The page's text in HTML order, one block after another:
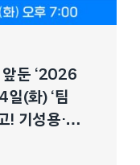
앞둔 ‘2026
일(화) ‘팀
! 기성용·
상 스타